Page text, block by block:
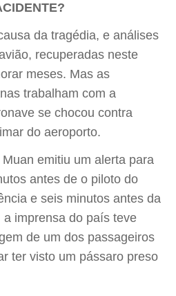
da tragédia, e análises
recuperadas neste
meses. Mas as
trabalham com a
se chocou contra
do aeroporto.
emitiu um alerta para
antes de o piloto do
e seis minutos antes da
imprensa do país teve
de um dos passageiros
ter visto um pássaro preso